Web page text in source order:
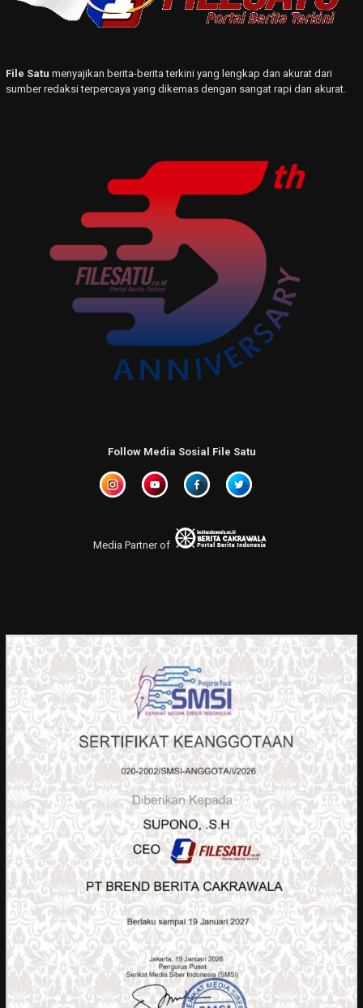
File Satu menyajikan berita-berita terkini yang lengkap dan akurat dari
sumber redaksi terpercaya yang dikemas dengan sangat rapi dan akurat.
Follow Media Sosial File Satu
Media Partner of